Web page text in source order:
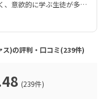
、意欲的に学ぶ生徒が多い
手さのない、「質実剛
やりたいお子さんにはぴ
年齢は小3生以上ですが、
）というサブブランドも
近なものをテーマに、よ
いう保護者にもおすすめで
キュラムがしっかりして
)の評判・口コミ(239件)
(239件)